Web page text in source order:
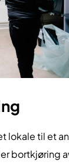
lokale til et
bortkjøring